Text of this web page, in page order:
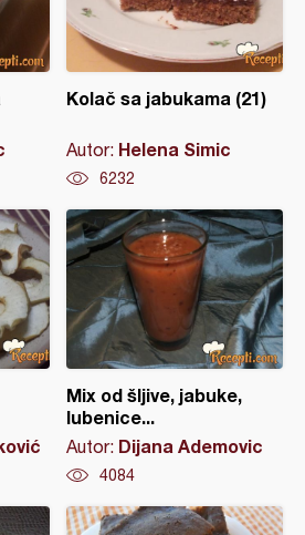
Kolač sa jabukama (21)
Autor: Helena Simic
6232
Mix od šljive, jabuke,
lubenice...
Autor: Dijana Ademovic
4084